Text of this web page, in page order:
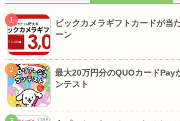
ビックカメラギフトカードが当
ーン
最大20万円分のQUOカードPay
ンテスト